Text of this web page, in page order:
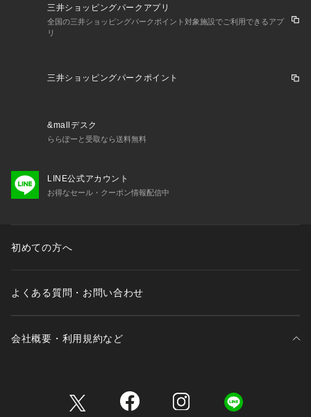
三井ショッピングパークアプリ
全国の三井ショッピングパークポイント対象施設でご利用できるアプ
リ
三井ショッピングパークポイント
&mallデスク
ららぽーと受取なら送料無料
LINE公式アカウント
お得なセール・クーポン情報配信中
初めての方へ
よくある質問・お問い合わせ
会社概要・利用規約など